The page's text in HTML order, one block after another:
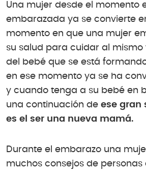
Una mujer desde el momento
embarazada ya se convierte
momento en que una mujer
su salud para cuidar al mismo
del bebé que se está
en ese momento ya se ha
y cuando tenga a su bebé en
una continuación de ese gran
es el ser una nueva mamá.
Durante el embarazo una
muchos consejos de